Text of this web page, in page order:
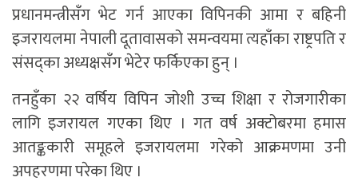
प्रधानमन्त्रीसँग भेट गर्न आएका विपिनकी आमा र बहिनी
इजरायलमा नेपाली दूतावासको समन्वयमा त्यहाँका राष्ट्रपति र
संसद्का अध्यक्षसँग भेटेर फर्किएका हुन् ।
तनहुँका २२ वर्षिय विपिन जोशी उच्च शिक्षा र रोजगारीका
लागि इजरायल गएका थिए । गत वर्ष अक्टोबरमा हमास
आतङ्ककारी समूहले इजरायलमा गरेको आक्रमणमा उनी
अपहरणमा परेका थिए ।